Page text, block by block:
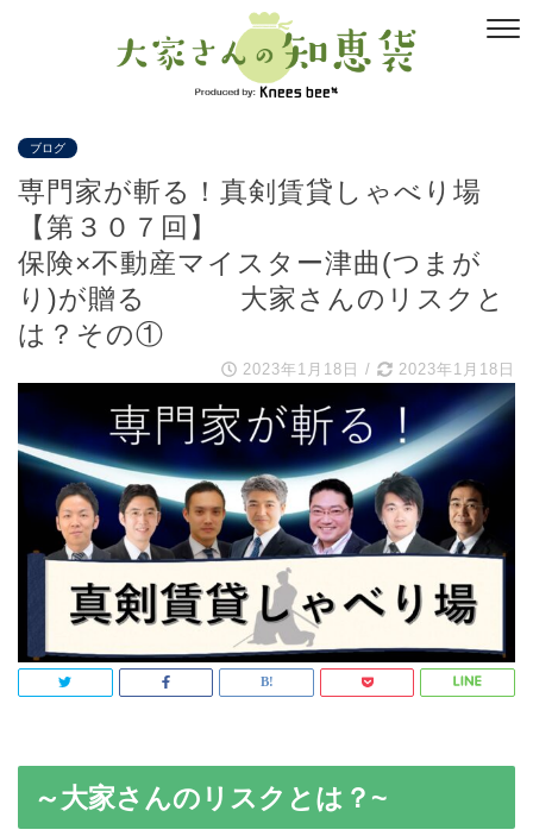
ブログ
専門家が斬る！真剣賃貸しゃべり場
【第３０７回】
保険×不動産マイスター津曲(つまが
り)が贈る 大家さんのリスクと
は？その①
2023年1月18日 / 2023年1月18日
～大家さんのリスクとは？~